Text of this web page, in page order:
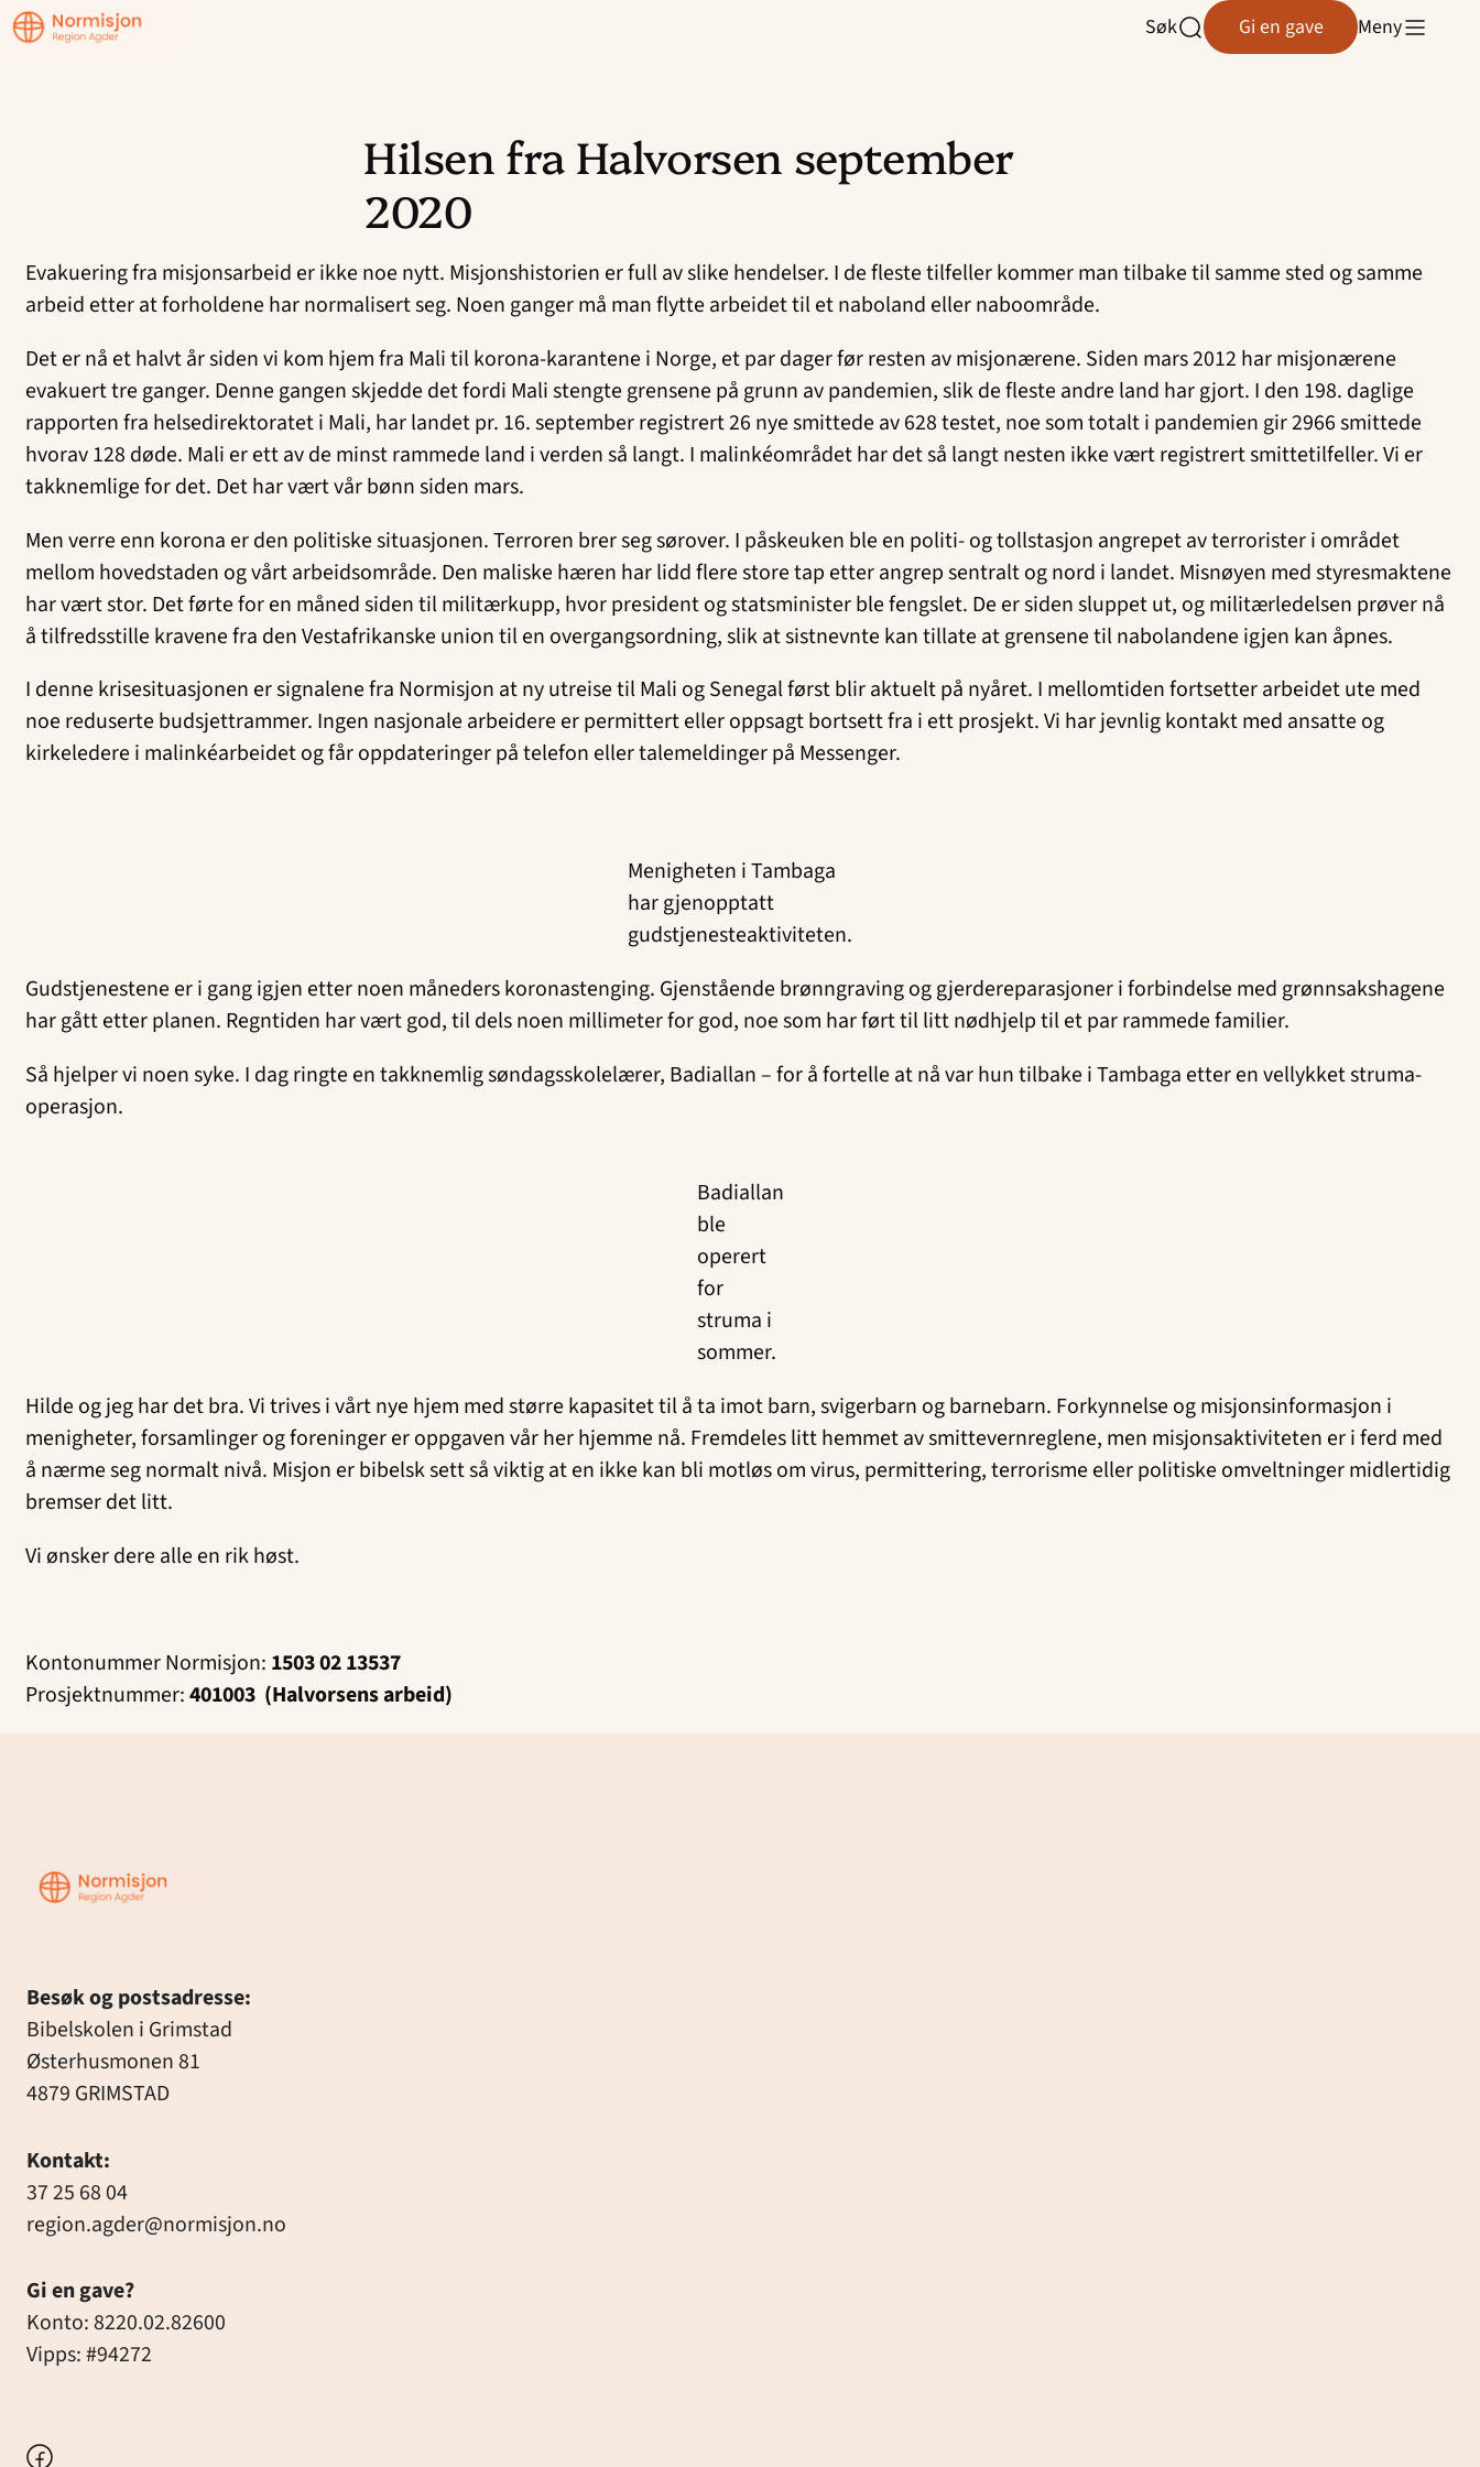
Region
Agder
Åpne
Søk Gi en gave Meny
Hilsen fra Halvorsen september
2020
Evakuering fra misjonsarbeid er ikke noe nytt. Misjonshistorien er full av slike hendelser. I de fleste tilfeller kommer man tilbake til samme sted og samme
arbeid etter at forholdene har normalisert seg. Noen ganger må man flytte arbeidet til et naboland eller naboområde.
Det er nå et halvt år siden vi kom hjem fra Mali til korona-karantene i Norge, et par dager før resten av misjonærene. Siden mars 2012 har misjonærene
evakuert tre ganger. Denne gangen skjedde det fordi Mali stengte grensene på grunn av pandemien, slik de fleste andre land har gjort. I den 198. daglige
rapporten fra helsedirektoratet i Mali, har landet pr. 16. september registrert 26 nye smittede av 628 testet, noe som totalt i pandemien gir 2966 smittede
hvorav 128 døde. Mali er ett av de minst rammede land i verden så langt. I malinkéområdet har det så langt nesten ikke vært registrert smittetilfeller. Vi er
takknemlige for det. Det har vært vår bønn siden mars.
Men verre enn korona er den politiske situasjonen. Terroren brer seg sørover. I påskeuken ble en politi- og tollstasjon angrepet av terrorister i området
mellom hovedstaden og vårt arbeidsområde. Den maliske hæren har lidd flere store tap etter angrep sentralt og nord i landet. Misnøyen med styresmaktene
har vært stor. Det førte for en måned siden til militærkupp, hvor president og statsminister ble fengslet. De er siden sluppet ut, og militærledelsen prøver nå
å tilfredsstille kravene fra den Vestafrikanske union til en overgangsordning, slik at sistnevnte kan tillate at grensene til nabolandene igjen kan åpnes.
I denne krisesituasjonen er signalene fra Normisjon at ny utreise til Mali og Senegal først blir aktuelt på nyåret. I mellomtiden fortsetter arbeidet ute med
noe reduserte budsjettrammer. Ingen nasjonale arbeidere er permittert eller oppsagt bortsett fra i ett prosjekt. Vi har jevnlig kontakt med ansatte og
kirkeledere i malinkéarbeidet og får oppdateringer på telefon eller talemeldinger på Messenger.
Menigheten i Tambaga
har gjenopptatt
gudstjenesteaktiviteten.
Gudstjenestene er i gang igjen etter noen måneders koronastenging. Gjenstående brønngraving og gjerdereparasjoner i forbindelse med grønnsakshagene
har gått etter planen. Regntiden har vært god, til dels noen millimeter for god, noe som har ført til litt nødhjelp til et par rammede familier.
Så hjelper vi noen syke. I dag ringte en takknemlig søndagsskolelærer, Badiallan – for å fortelle at nå var hun tilbake i Tambaga etter en vellykket struma-
operasjon.
Badiallan
ble
operert
for
struma i
sommer.
Hilde og jeg har det bra. Vi trives i vårt nye hjem med større kapasitet til å ta imot barn, svigerbarn og barnebarn. Forkynnelse og misjonsinformasjon i
menigheter, forsamlinger og foreninger er oppgaven vår her hjemme nå. Fremdeles litt hemmet av smittevernreglene, men misjonsaktiviteten er i ferd med
å nærme seg normalt nivå. Misjon er bibelsk sett så viktig at en ikke kan bli motløs om virus, permittering, terrorisme eller politiske omveltninger midlertidig
bremser det litt.
Vi ønsker dere alle en rik høst.
Kontonummer Normisjon: 1503 02 13537
Prosjektnummer:401003 (Halvorsens arbeid)
Region
Agder
Besøk og postsadresse:
Bibelskolen i Grimstad
Østerhusmonen 81
4879 GRIMSTAD
Kontakt:
37 25 68 04
region.agder@normisjon.no
Gi en gave?
Konto: 8220.02.82600
Vipps: #94272
Facebook